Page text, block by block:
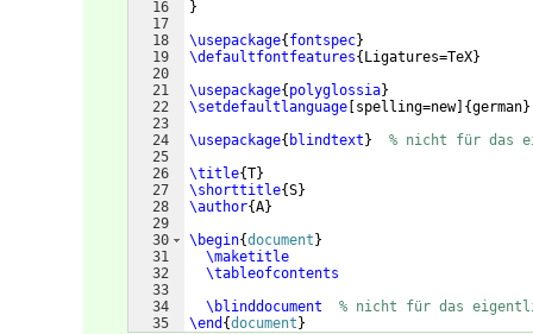
16
17
18
19
20
21
22
23
24
25
26
27
28
29
30
31
32
33
34
35
}
\usepackage{ fontspec}
\defaultfontfeatures{ Ligatures=TeX}
\usepackage{ polyglossia}
\setdefaultlanguage spelling=new] {german}
\usepackage{ blindtext }
% nicht für das
\title{T}
\shorttitle{S}
\author{A}
\begin{document }
\maketitle
\tableofcontents
\blinddocument
% nicht für das
\end {document }